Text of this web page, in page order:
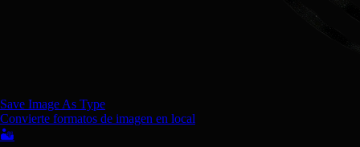
Save Image As Type
Convierte formatos de imagen en local
🏜️